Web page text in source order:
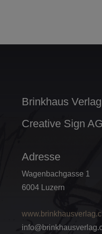
Brinkhaus Verlag
Creative Sign AG
Adresse
Wagenbachgasse 1
6004 Luzern